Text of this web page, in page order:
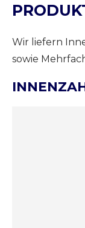
Wir liefern
sowie